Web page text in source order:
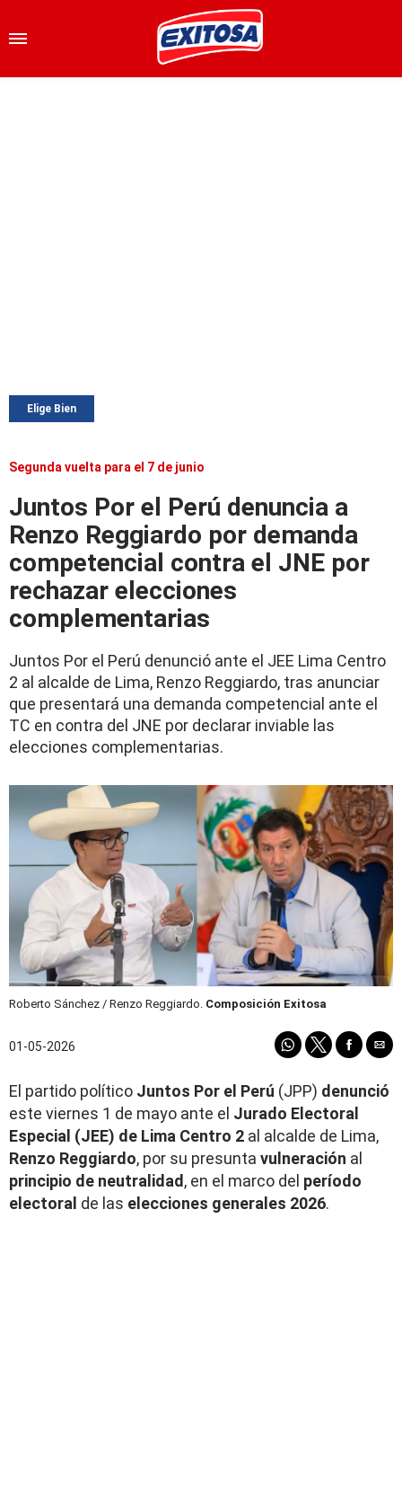
Elige Bien
Segunda vuelta para el 7 de junio
Juntos Por el Perú denuncia a
Renzo Reggiardo por demanda
competencial contra el JNE por
rechazar elecciones
complementarias
Juntos Por el Perú denunció ante el JEE Lima Centro
2 al alcalde de Lima, Renzo Reggiardo, tras anunciar
que presentará una demanda competencial ante el
TC en contra del JNE por declarar inviable las
elecciones complementarias.
Roberto Sánchez / Renzo Reggiardo. Composición Exitosa
01-05-2026
El partido político Juntos Por el Perú (JPP) denunció
este viernes 1 de mayo ante el Jurado Electoral
Especial (JEE) de Lima Centro 2 al alcalde de Lima,
Renzo Reggiardo, por su presunta vulneración al
principio de neutralidad , en el marco del período
electoral de las elecciones generales 2026.